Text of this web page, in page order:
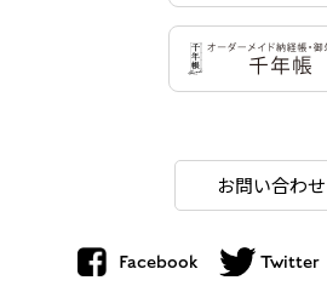
お問い合わせ
Facebook Twitter